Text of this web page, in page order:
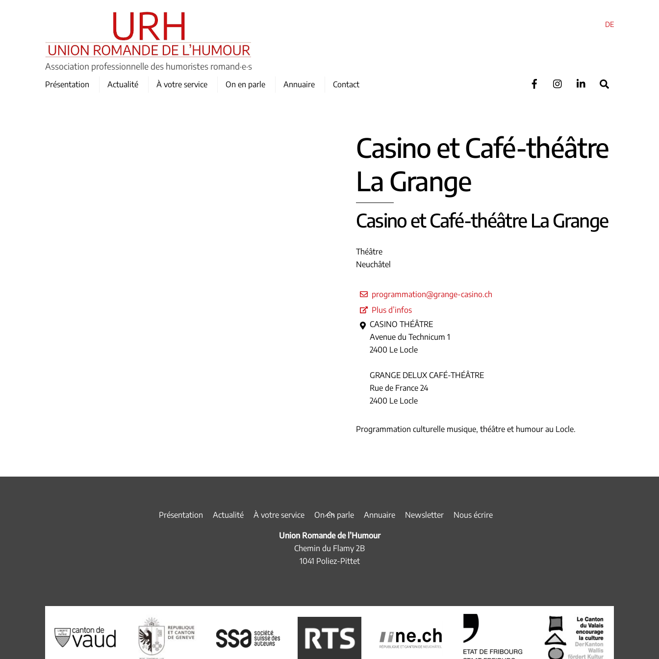
Association professionnelle des humoristes romand·e·s
Présentation Actualité À votre service On en parle Annuaire Contact
DE
Casino et Café-théâtre
La Grange
Casino et Café-théâtre La Grange
Théâtre
Neuchâtel
programmation@grange-casino.ch
Plus d’infos
CASINO THÉÂTRE
Avenue du Technicum 1
2400 Le Locle
GRANGE DELUX CAFÉ-THÉÂTRE
Rue de France 24
2400 Le Locle
Programmation culturelle musique, théâtre et humour au Locle.
Back
Top
Présentation Actualité À votre service On en parle Annuaire Newsletter Nous écrire
Union Romande de l’Humour
Chemin du Flamy 2B
1041 Poliez-Pittet